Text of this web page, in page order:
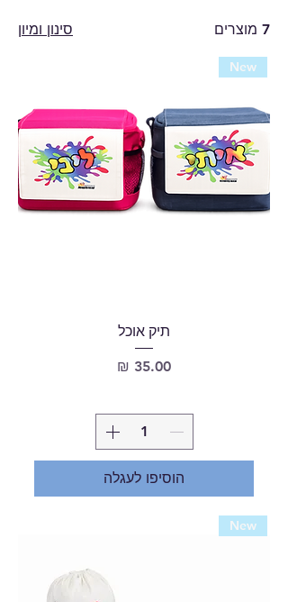
7 מוצרים סינון ומיון
New
תיק אוכל
מחיר
הוסיפו לעגלה
New